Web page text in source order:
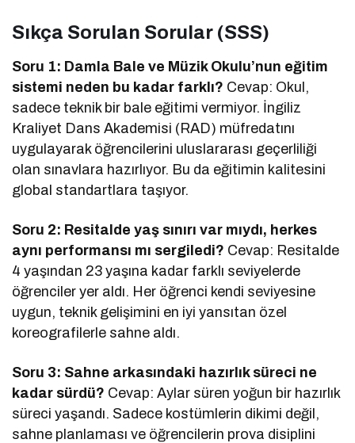
Sıkça Sorulan Sorular (SSS)
Soru 1: Damla Bale ve Müzik Okulu’nun eğitim
sistemi neden bu kadar farklı? Cevap: Okul,
sadece teknik bir bale eğitimi vermiyor. İngiliz
Kraliyet Dans Akademisi (RAD) müfredatını
uygulayarak öğrencilerini uluslararası geçerliliği
olan sınavlara hazırlıyor. Bu da eğitimin kalitesini
global standartlara taşıyor.
Soru 2: Resitalde yaş sınırı var mıydı, herkes
aynı performansı mı sergiledi? Cevap: Resitalde
4 yaşından 23 yaşına kadar farklı seviyelerde
öğrenciler yer aldı. Her öğrenci kendi seviyesine
uygun, teknik gelişimini en iyi yansıtan özel
koreografilerle sahne aldı.
Soru 3: Sahne arkasındaki hazırlık süreci ne
kadar sürdü? Cevap: Aylar süren yoğun bir hazırlık
süreci yaşandı. Sadece kostümlerin dikimi değil,
sahne planlaması ve öğrencilerin prova disiplini